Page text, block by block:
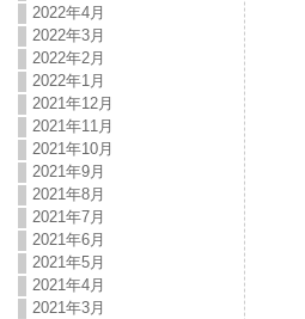
2022年4月
2022年3月
2022年2月
2022年1月
2021年12月
2021年11月
2021年10月
2021年9月
2021年8月
2021年7月
2021年6月
2021年5月
2021年4月
2021年3月